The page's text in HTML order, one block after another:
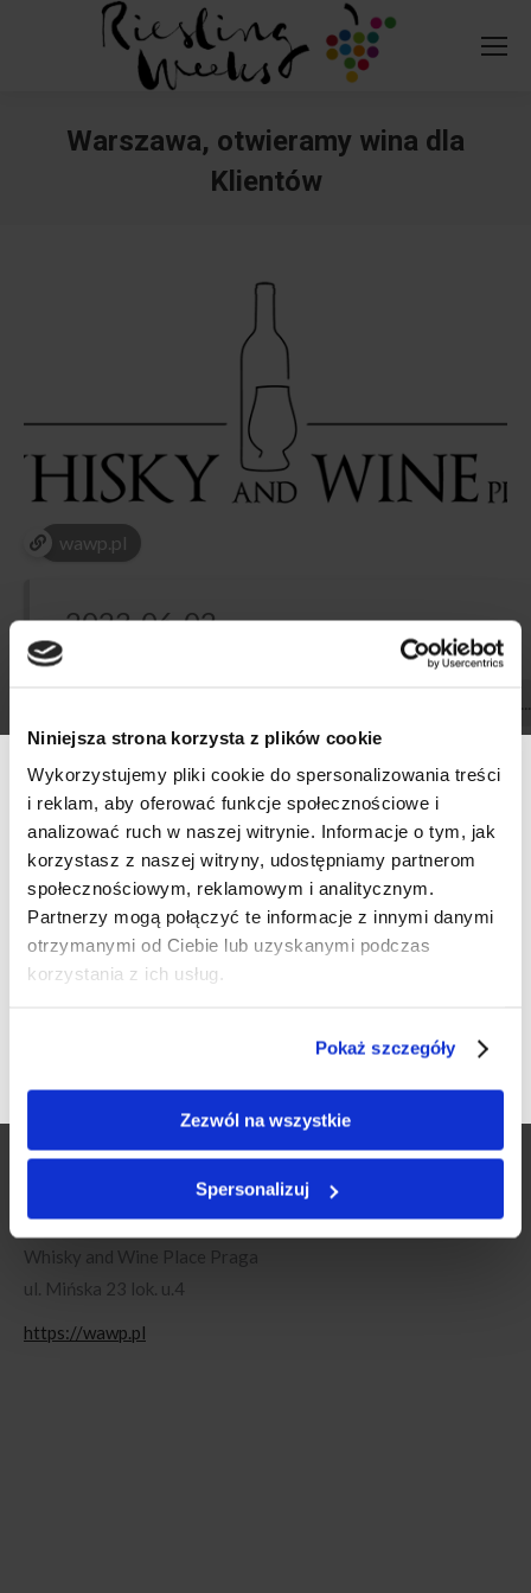
Niniejsza strona korzysta z plików cookie
Wykorzystujemy pliki cookie do spersonalizowania treści
i reklam, aby oferować funkcje społecznościowe i
analizować ruch w naszej witrynie. Informacje o tym, jak
korzystasz z naszej witryny, udostępniamy partnerom
społecznościowym, reklamowym i analitycznym.
Partnerzy mogą połączyć te informacje z innymi danymi
otrzymanymi od Ciebie lub uzyskanymi podczas
korzystania z ich usług.
Pokaż szczegóły
Zezwól na wszystkie
Spersonalizuj
Werfikacja wieku
Czy masz ukończone 18 lat?
NIE
Warszawa, otwieramy wina dla
Klientów
wawp.pl
2023-06-02
...
venue
Whisky and Wine Place Wola
Jana Kazimierza 30
Serdecznie zapraszamy na spróbowanie niemieckich win w
naszych lokalach w Warszawie. Z okazji „Riesling weeks” w
wyśmienitych niemieckich win. Zachęcamy do odwiedzenia nas
w tych lokacjach:
Whisky and Wine Place Wola
ul. Jana Kazimierza 30 lok. u.7
Whisky and Wine Place Mokotów
ul. Bergamotki 3 lok. u.3
Whisky and Wine Place Praga
ul. Mińska 23 lok. u.4
https://wawp.pl